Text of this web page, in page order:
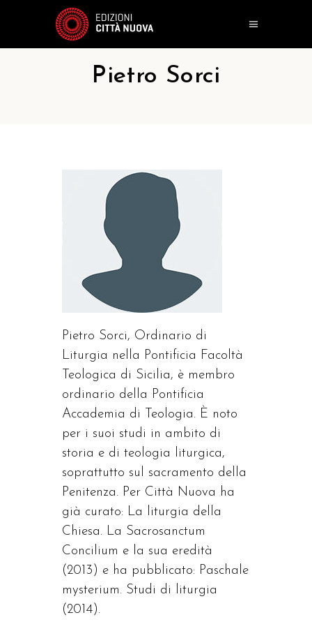
Pietro Sorci
Pietro Sorci, Ordinario di
Liturgia nella Pontificia Facoltà
Teologica di Sicilia, è membro
ordinario della Pontificia
Accademia di Teologia. È noto
per i suoi studi in ambito di
storia e di teologia liturgica,
soprattutto sul sacramento della
Penitenza. Per Città Nuova ha
già curato: La liturgia della
Chiesa. La Sacrosanctum
Concilium e la sua eredità
(2013) e ha pubblicato: Paschale
mysterium. Studi di liturgia
(2014).